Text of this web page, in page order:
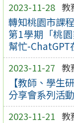
2023-11-28 教
轉知桃園市課
第1學期「桃
幫忙-ChatGPT
2023-11-27 教
【教師、學生
分享會系列活
2023-11-21 教